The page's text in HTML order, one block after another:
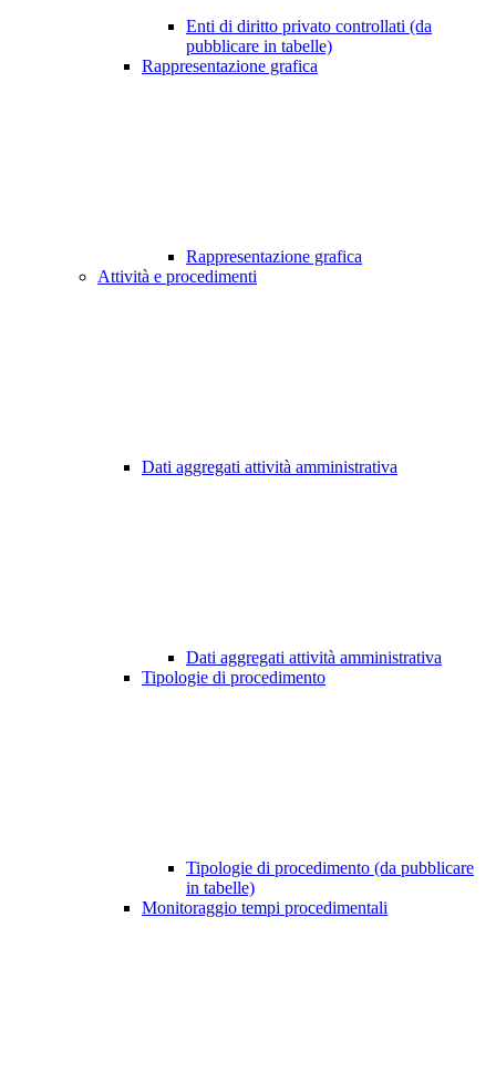
Enti di diritto privato controllati (da
pubblicare in tabelle)
Rappresentazione grafica
Rappresentazione grafica
Attività e procedimenti
Dati aggregati attività amministrativa
Dati aggregati attività amministrativa
Tipologie di procedimento
Tipologie di procedimento (da pubblicare
in tabelle)
Monitoraggio tempi procedimentali